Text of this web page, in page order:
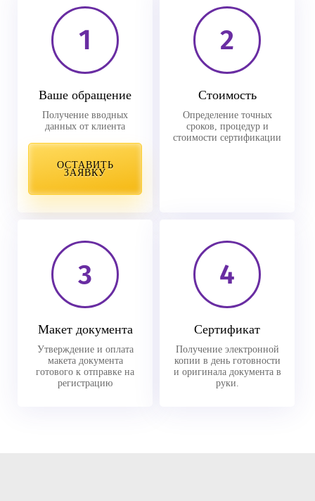
1
Ваше обращение
Получение вводных
данных от клиента
ОСТАВИТЬ
ЗАЯВКУ
2
Стоимость
Определение точных
сроков, процедур и
стоимости сертификации
3
Макет документа
Утверждение и оплата
макета документа
готового к отправке на
регистрацию
4
Сертификат
Получение электронной
копии в день готовности
и оригинала документа в
руки.